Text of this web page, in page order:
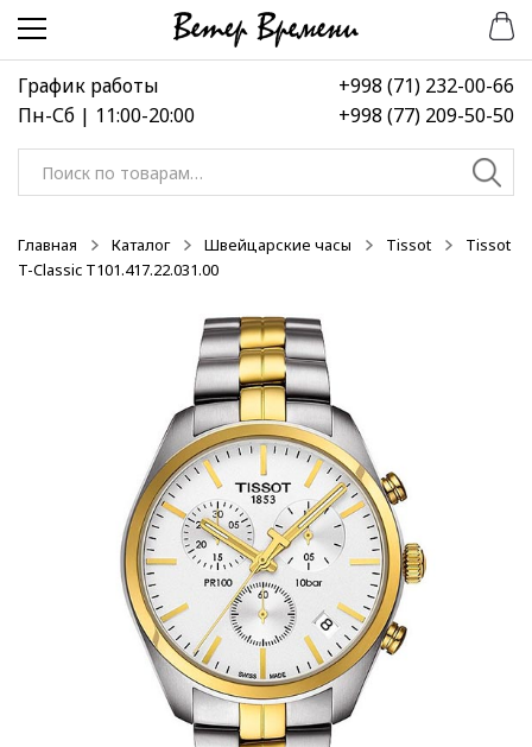
Перейти
навигации
Перейти
содержимому
График работы
Пн-Сб | 11:00-20:00
+998 (71) 232-00-66
+998 (77) 209-50-50
Искать:
Главная Каталог Швейцарские часы Tissot
Tissot
T-Classic T101.417.22.031.00
-50%